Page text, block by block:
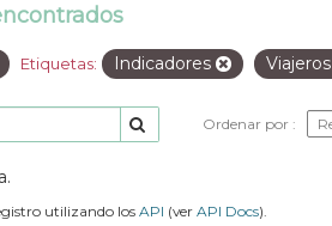
Etiquetas: Indicadores Viajeros
Ordenar por
utilizando los API (ver API Docs).